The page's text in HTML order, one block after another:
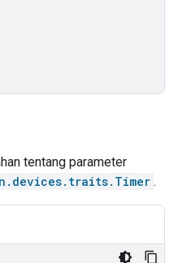
tentang parameter
.